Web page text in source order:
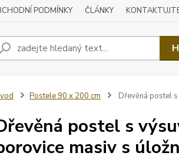
PODMÍNKY ČLÁNKY
Postele 90 x 200 cm Dřevěná postel
postel s
masiv s